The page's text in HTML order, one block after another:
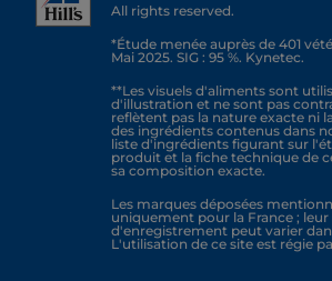
All rights reserved.
*Étude menée auprès de 401
Mai 2025. SIG : 95 %. Kynetec.
**Les visuels d'aliments sont
d'illustration et ne sont pas
reflètent pas la nature exacte ni
des ingrédients contenus dans
liste d'ingrédients figurant sur
produit et la fiche technique de
sa composition exacte.
Les marques déposées
uniquement pour la France ;
d'enregistrement peut varier
L'utilisation de ce site est régie